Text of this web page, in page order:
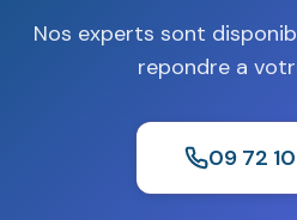
Nos experts sont
repondre a
09 72